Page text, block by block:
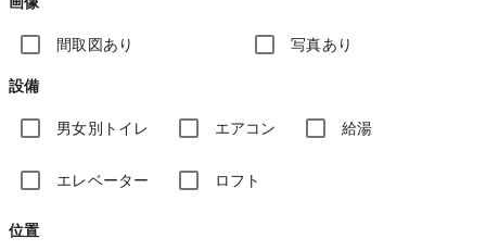
間取図あり 写真あり
設備
男女別トイレ エアコン 給湯
エレベーター ロフト
位置